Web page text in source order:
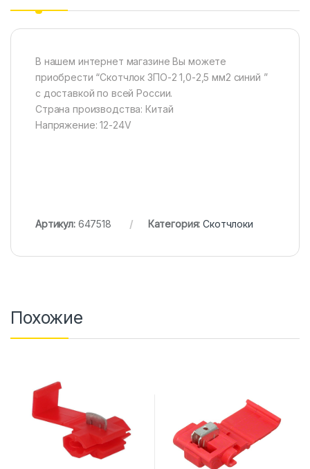
В нашем интернет магазине Вы можете
приобрести “Скотчлок ЗПО-2 1,0-2,5 мм2 синий ”
с доставкой по всей России.
Страна производства: Китай
Напряжение: 12-24V
Артикул: 647518 Категория:Скотчлоки
Похожие